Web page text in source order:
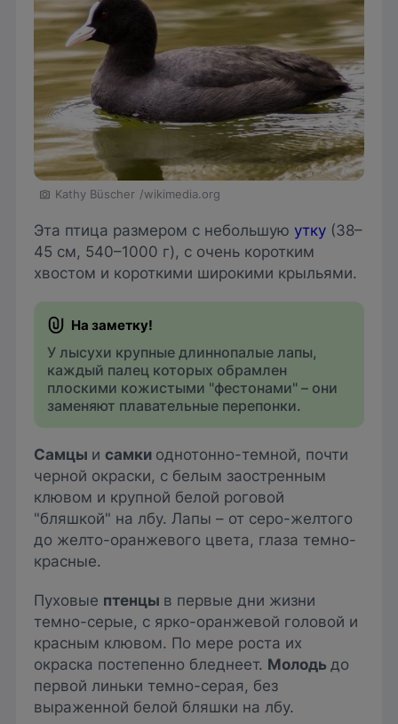
Kathy Büscher /wikimedia.org
Эта птица размером с небольшую утку (38–
45 см, 540–1000 г), с очень коротким
хвостом и короткими широкими крыльями.
У лысухи крупные длиннопалые лапы,
каждый палец которых обрамлен
плоскими кожистыми "фестонами" – они
заменяют плавательные перепонки.
Самцы и самки однотонно-темной, почти
черной окраски, с белым заостренным
клювом и крупной белой роговой
"бляшкой" на лбу. Лапы – от серо-желтого
до желто-оранжевого цвета, глаза темно-
красные.
Пуховые птенцы в первые дни жизни
темно-серые, с ярко-оранжевой головой и
красным клювом. По мере роста их
окраска постепенно бледнеет. Молодь до
первой линьки темно-серая, без
выраженной белой бляшки на лбу.